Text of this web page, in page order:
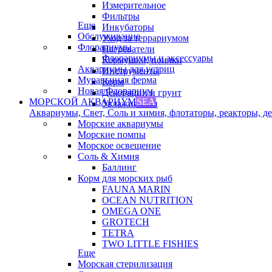
Измерительное
Фильтры
Инкубаторы
Уход за террариумом
Нагреватели
Кормушки, поилки
Инструменты
Корм
Декорации и грунт
Увлажнители
Еще
Обслуживание
Флорариумы
Флорариумы и аксессуары
Аквариумы для устриц
Муравьиная ферма
Новая Флорариум
МОРСКОЙ АКВАРИУМSEA
Аквариумы, Свет, Соль и химия, флотаторы, реакторы,
Морские аквариумы
Морские помпы
Морское освещение
Соль & Химия
Баллинг
Корм для морских рыб
FAUNA MARIN
OCEAN NUTRITION
OMEGA ONE
GROTECH
TETRA
TWO LITTLE FISHIES
Еще
Морская стерилизация